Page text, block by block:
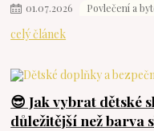
01.07.2026 Povlečení a
celý článek
😎 Jak vybrat dětské
důležitější než barva